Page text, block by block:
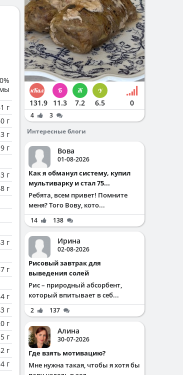
г
г
г
г
г
г
г
г
г
г
г
г
г
г
131.9 11.3 7.2 6.5 0
4
3
Интересные блоги
Вова
01-08-2026
Как я обманул систему, купил
мультиварку и стал 75...
Ребята, всем привет! Помните
меня? Того Вову, кото...
14 138
Ирина
02-08-2026
Рисовый завтрак для
выведения солей
Рис – природный абсорбент,
который впитывает в себ...
2 137
Алина
30-07-2026
Где взять мотивацию?
Мне нужна такая, чтобы я хотя бы